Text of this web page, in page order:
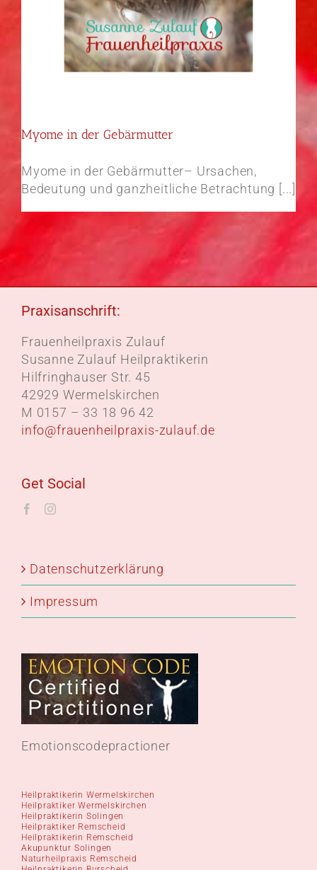
Myome in der Gebärmutter
Myome in der Gebärmutter– Ursachen,
Bedeutung und ganzheitliche Betrachtung [...]
Praxisanschrift:
Frauenheilpraxis Zulauf
Susanne Zulauf Heilpraktikerin
Hilfringhauser Str. 45
42929 Wermelskirchen
M 0157 – 33 18 96 42
info@frauenheilpraxis-zulauf.de
Get Social
Datenschutzerklärung
Impressum
Emotionscodepractioner
Heilpraktikerin Wermelskirchen
Heilpraktiker Wermelskirchen
Heilpraktikerin Solingen
Heilpraktiker Remscheid
Heilpraktikerin Remscheid
Akupunktur Solingen
Naturheilpraxis Remscheid